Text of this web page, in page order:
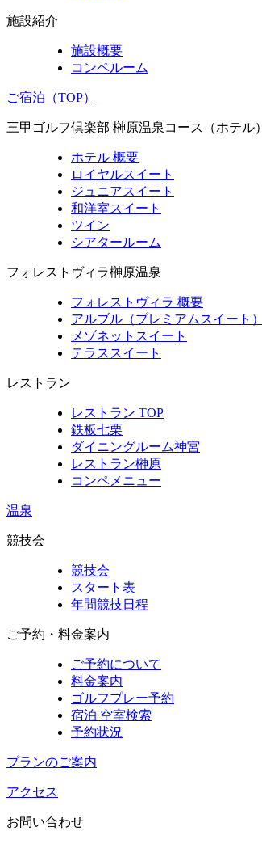
施設紹介
施設概要
コンペルーム
ご宿泊（TOP）
三甲ゴルフ倶楽部 榊原温泉コース（ホテル）
ホテル 概要
ロイヤルスイート
ジュニアスイート
和洋室スイート
ツイン
シアタールーム
フォレストヴィラ榊原温泉
フォレストヴィラ 概要
アルブル（プレミアムスイート）
メゾネットスイート
テラススイート
レストラン
レストラン TOP
鉄板七栗
ダイニングルーム神宮
レストラン榊原
コンペメニュー
温泉
競技会
競技会
スタート表
年間競技日程
ご予約・料金案内
ご予約について
料金案内
ゴルフプレー予約
宿泊 空室検索
予約状況
プランのご案内
アクセス
お問い合わせ